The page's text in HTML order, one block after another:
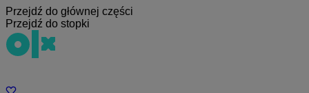
Przejdź do głównej części
Przejdź do stopki